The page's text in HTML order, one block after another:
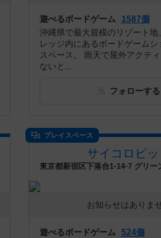
遊べるボードゲーム
1587個
沖縄県で最大規模のリゾート地
レッジ内にあるボードゲームシ
スペース。 雨天で屋外アクテ
ないと...
フォローする
プレイスペース
サイコロビッ
東京都新宿区下落合1-14-7 グリー
お知らせはありま
遊べるボードゲーム 524個